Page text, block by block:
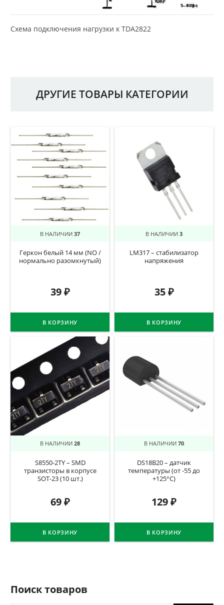
Схема подключения нагрузки к TDA2822
ДРУГИЕ ТОВАРЫ КАТЕГОРИИ
В НАЛИЧИИ 37
Геркон белый 14 мм (NO /
нормально разомкнутый)
39₽
В КОРЗИНУ
В НАЛИЧИИ 3
LM317 – стабилизатор
напряжения
35₽
В КОРЗИНУ
В НАЛИЧИИ 28
S8550-2TY – SMD
транзисторы в корпусе
SOT-23 (10 шт.)
69₽
В КОРЗИНУ
В НАЛИЧИИ 70
DS18B20 – датчик
температуры (от -55 до
+125°C)
129₽
В КОРЗИНУ
Поиск товаров